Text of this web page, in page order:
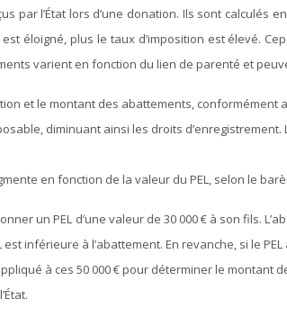
par l’État lors d’une donation. Ils sont
éloigné, plus le taux d’imposition est élevé.
varient en fonction du lien de parenté et
et le montant des abattements, conformément
diminuant ainsi les droits
en fonction de la valeur du PEL, selon le
un PEL d’une valeur de 30 000 € à son fils.
inférieure à l’abattement. En revanche, si le
à ces 50 000 € pour déterminer le